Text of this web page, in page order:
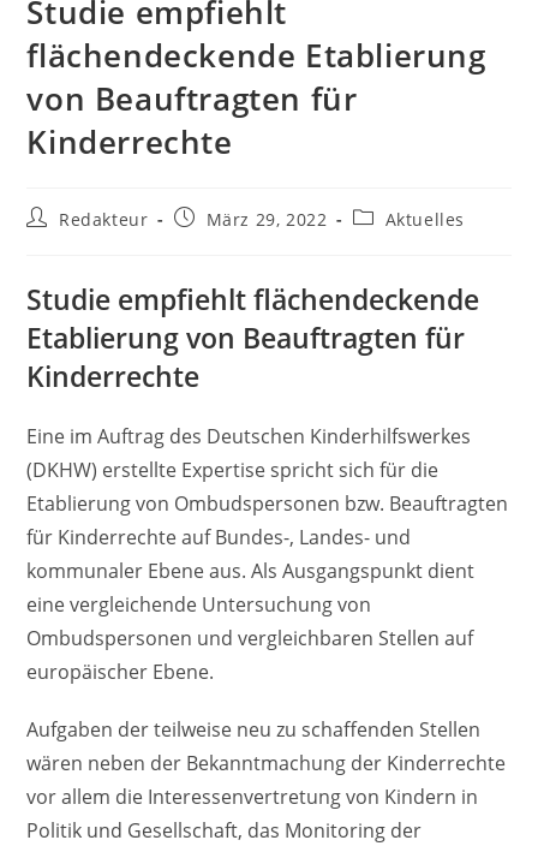
Studie empfiehlt
flächendeckende Etablierung
von Beauftragten für
Kinderrechte
Beitrags-
Redakteur
BeitragMärz 29, 2022
Beitrags-
Aktuelles
Studie empfiehlt flächendeckende
Etablierung von Beauftragten für
Kinderrechte
Eine im Auftrag des Deutschen Kinderhilfswerkes
(DKHW) erstellte Expertise spricht sich für die
Etablierung von Ombudspersonen bzw. Beauftragten
für Kinderrechte auf Bundes-, Landes- und
kommunaler Ebene aus. Als Ausgangspunkt dient
eine vergleichende Untersuchung von
Ombudspersonen und vergleichbaren Stellen auf
europäischer Ebene.
Aufgaben der teilweise neu zu schaffenden Stellen
wären neben der Bekanntmachung der Kinderrechte
vor allem die Interessenvertretung von Kindern in
Politik und Gesellschaft, das Monitoring der